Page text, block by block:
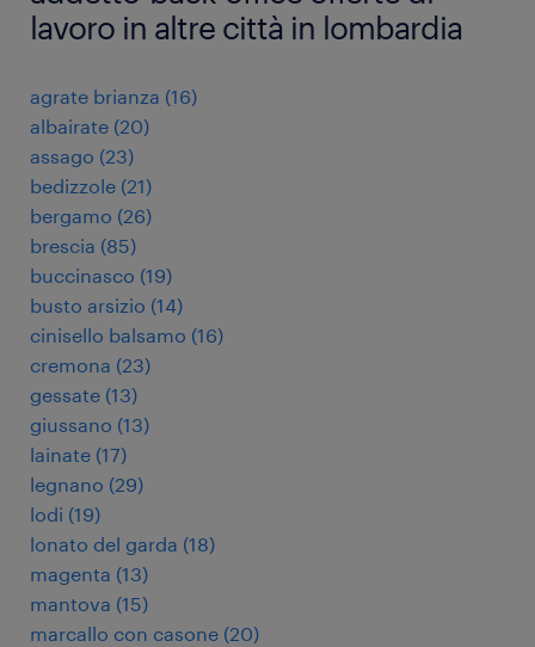
lavoro in altre città in lombardia
agrate brianza (16)
albairate (20)
assago (23)
bedizzole (21)
bergamo (26)
brescia (85)
buccinasco (19)
busto arsizio (14)
cinisello balsamo (16)
cremona (23)
gessate (13)
giussano (13)
lainate (17)
legnano (29)
lodi (19)
lonato del garda (18)
magenta (13)
mantova (15)
marcallo con casone (20)